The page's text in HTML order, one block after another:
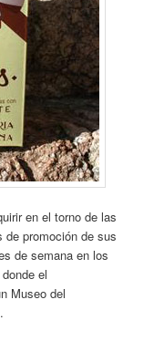
en el torno de las
promoción de sus
de semana en los
el
Museo del